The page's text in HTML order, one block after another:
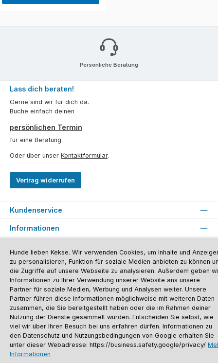
Persönliche Beratung
Lass dich beraten!
Gerne sind wir für dich da.
Buche einfach deinen
persönlichen Termin
für eine Beratung.
Oder über unser Kontaktformular.
Vertrag widerrufen
Kundenservice
Informationen
Versandinformationen Zahlungsarten Vereinsrabatt
Kontakt
Batterieentsorgung
Warenrücksendung Sporthund Katalog
Alle Preise inkl. gesetzl. Mehrwertsteuer zzgl. Versandkosten, wenn nicht
anders angegeben. Preise vor dem Login werden in Euro (DE) angezeigt.
Streichpreise = UVP-Preise. Abbildungen ähnlich. Änderungen
vorbehalten.
© 2026 Sporthund - Alle Rechte vorbehalten. Theme byThemeWare®
Hunde lieben Kekse. Wir verwenden Cookies, um Inhalte und
zu personalisieren, Funktion für soziale Medien anbieten zu können
die Zugriffe auf unsere Webseite zu analysieren. Außerdem geben
Informationen zu Ihrer Verwendung unserer Website ans unsere
Partner für soziale Medien, Werbung und Analysen weiter. Unsere
Partner führen diese Informationen möglichweise mit weiteren Daten
zusammen, die Sie bereitgestellt haben oder die im Rahmen deiner
Nutzung der Dienste gesammelt wurden. Entscheiden Sie selbst, wie
viel wir über Ihren Besuch bei uns erfahren dürfen. Informationen zu
den Datenschutz und Nutzungsbedingungen von Google erhalten Sie
unter dieser Webadresse: https://business.safety.google/privacy/
Informationen